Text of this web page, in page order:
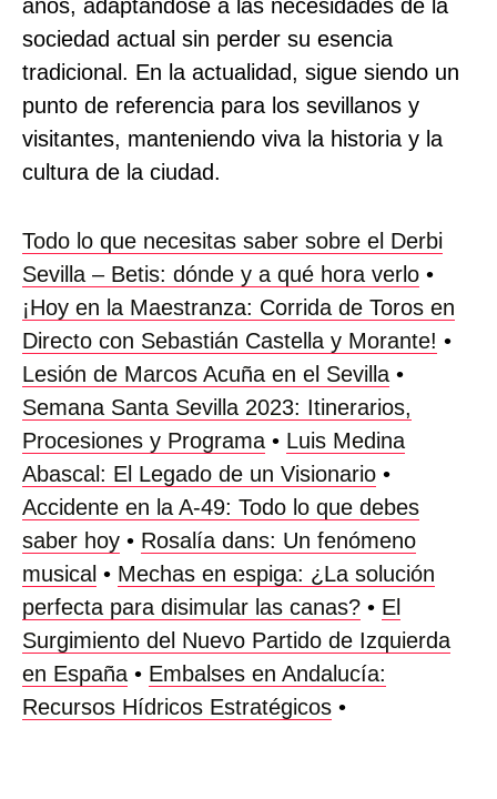
años, adaptándose a las necesidades de la
sociedad actual sin perder su esencia
tradicional. En la actualidad, sigue siendo un
punto de referencia para los sevillanos y
visitantes, manteniendo viva la historia y la
cultura de la ciudad.
Todo lo que necesitas saber sobre el Derbi
Sevilla – Betis: dónde y a qué hora verlo •
¡Hoy en la Maestranza: Corrida de Toros en
Directo con Sebastián Castella y Morante! •
Lesión de Marcos Acuña en el Sevilla •
Semana Santa Sevilla 2023: Itinerarios,
Procesiones y Programa • Luis Medina
Abascal: El Legado de un Visionario •
Accidente en la A-49: Todo lo que debes
saber hoy • Rosalía dans: Un fenómeno
musical • Mechas en espiga: ¿La solución
perfecta para disimular las canas? • El
Surgimiento del Nuevo Partido de Izquierda
en España • Embalses en Andalucía:
Recursos Hídricos Estratégicos •